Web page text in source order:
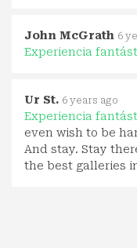
John McGrath 6
Experiencia
Ur St. 6 years ago
Experiencia
even wish to be
And stay. Stay
the best galleries